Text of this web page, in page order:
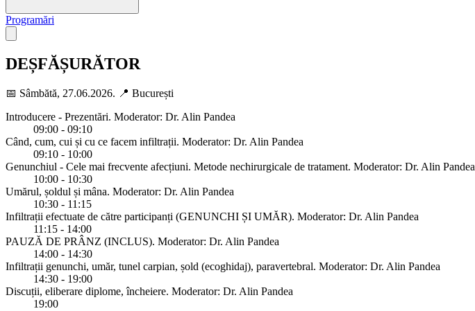
Programări
DEȘFĂȘURĂTOR
📅 Sâmbătă, 27.06.2026. 📍 București
Introducere - Prezentări. Moderator: Dr. Alin Pandea
09:00 - 09:10
Când, cum, cui și cu ce facem infiltrații. Moderator: Dr. Alin Pandea
09:10 - 10:00
Genunchiul - Cele mai frecvente afecțiuni. Metode nechirurgicale de tratament. Moderator: Dr. Alin Pandea
10:00 - 10:30
Umărul, șoldul și mâna. Moderator: Dr. Alin Pandea
10:30 - 11:15
Infiltrații efectuate de către participanți (GENUNCHI ȘI UMĂR). Moderator: Dr. Alin Pandea
11:15 - 14:00
PAUZĂ DE PRÂNZ (INCLUS). Moderator: Dr. Alin Pandea
14:00 - 14:30
Infiltrații genunchi, umăr, tunel carpian, șold (ecoghidaj), paravertebral. Moderator: Dr. Alin Pandea
14:30 - 19:00
Discuții, eliberare diplome, încheiere. Moderator: Dr. Alin Pandea
19:00